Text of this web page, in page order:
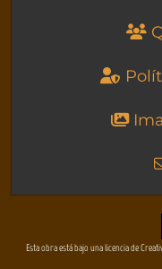
Esta obra está bajo una licencia de